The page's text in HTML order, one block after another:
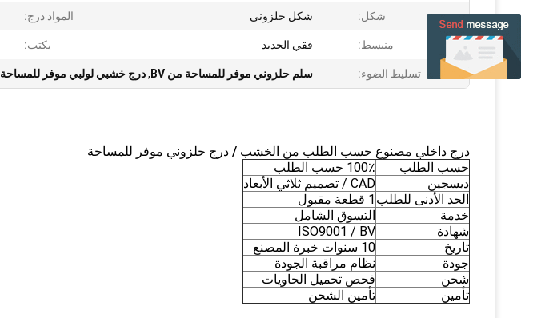
شكل: شكل حلزوني المواد درج:
منبسط: فقي الحديد يكتب:
تسليط الضوء: سلم حلزوني موفر للمساحة من BV ,درج خشبي لولبي موفر للمساحة
درج داخلي مصنوع حسب الطلب من الخشب / درج حلزوني موفر للمساحة
حسب الطلب
100٪ حسب الطلب
ديسجين
CAD / تصميم ثلاثي الأبعاد
الحد الأدنى للطلب 1 قطعة مقبول
خدمة
التسوق الشامل
شهادة
ISO9001 / BV
تاريخ
10 سنوات خبرة المصنع
جودة
نظام مراقبة الجودة
شحن
فحص تحميل الحاويات
تأمين
تأمين الشحن